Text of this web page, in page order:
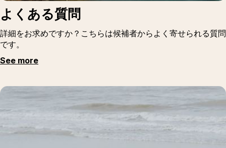
よくある質問
詳細をお求めですか？こちらは候補者からよく寄せられる質問
です。
See more